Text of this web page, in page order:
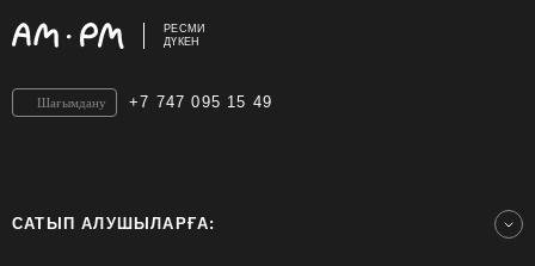
РЕСМИ
ДҮКЕН
+7 747 095 15 49
Шағымдану
САТЫП АЛУШЫЛАРҒА: